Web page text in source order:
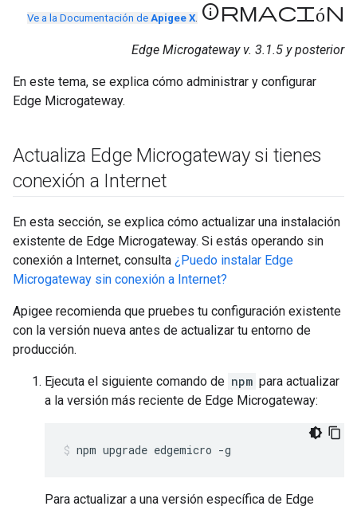
Ve a la Documentación de Apigee X. información
Edge Microgateway v. 3.1.5 y posterior
En este tema, se explica cómo administrar y configurar
Edge Microgateway.
Actualiza Edge Microgateway si tienes
conexión a Internet
En esta sección, se explica cómo actualizar una instalación
existente de Edge Microgateway. Si estás operando sin
conexión a Internet, consulta ¿Puedo instalar Edge
Microgateway sin conexión a Internet?
Apigee recomienda que pruebes tu configuración existente
con la versión nueva antes de actualizar tu entorno de
producción.
Ejecuta el siguiente comando de npm para actualizar
a la versión más reciente de Edge Microgateway:
npm upgrade edgemicro -g
Para actualizar a una versión específica de Edge